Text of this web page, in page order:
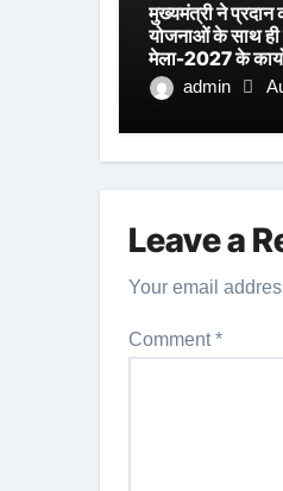
मुख्यमंत्री ने प्रदान
योजनाओं के साथ
मेला-2027 के
80.96 करोड़ की
स्वीकृति।
admin
Leave a
Your email
Comment*